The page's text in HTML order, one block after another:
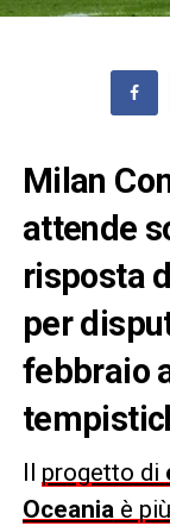
Milan
attende
risposta
per
febbraio
progetto di
Oceaniaè